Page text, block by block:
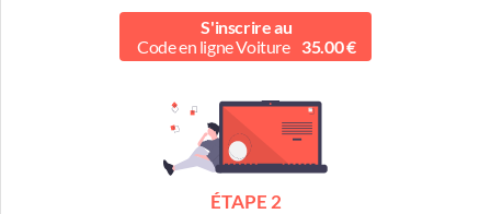
S'inscrire au
Code en ligne Voiture
35.00 €
ÉTAPE 2